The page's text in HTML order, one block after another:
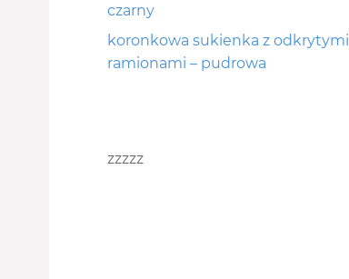
czarny
koronkowa sukienka z odkrytymi
ramionami – pudrowa
zzzzz